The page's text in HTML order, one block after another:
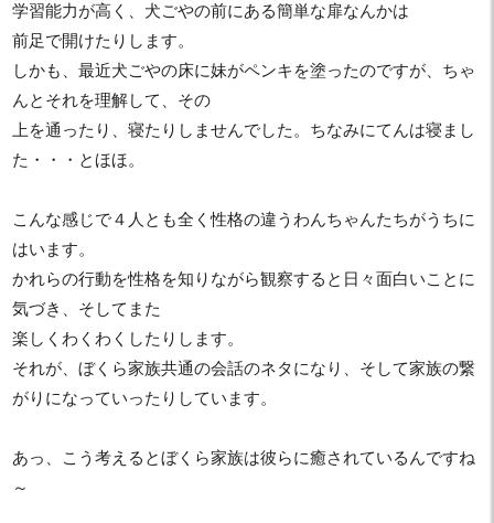
学習能力が高く、犬ごやの前にある簡単な扉なんかは
前足で開けたりします。
しかも、最近犬ごやの床に妹がペンキを塗ったのですが、ちゃ
んとそれを理解して、その
上を通ったり、寝たりしませんでした。ちなみにてんは寝まし
た・・・とほほ。
こんな感じで４人とも全く性格の違うわんちゃんたちがうちに
はいます。
かれらの行動を性格を知りながら観察すると日々面白いことに
気づき、そしてまた
楽しくわくわくしたりします。
それが、ぼくら家族共通の会話のネタになり、そして家族の繋
がりになっていったりしています。
あっ、こう考えるとぼくら家族は彼らに癒されているんですね
～